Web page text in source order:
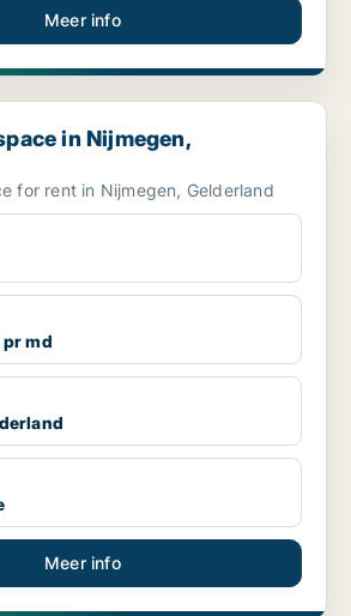
Meer info
Gelderland
in Nijmegen,
for rent in Nijmegen, Gelderland
pr md
Meer info